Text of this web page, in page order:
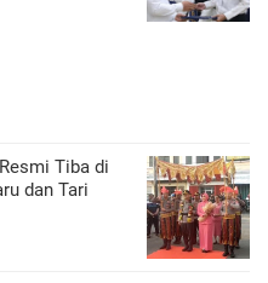
Tiba di
dan Tari